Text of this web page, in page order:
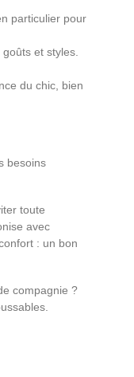
particulier pour
et styles.
du chic, bien
besoins
toute
avec
: un bon
compagnie ?